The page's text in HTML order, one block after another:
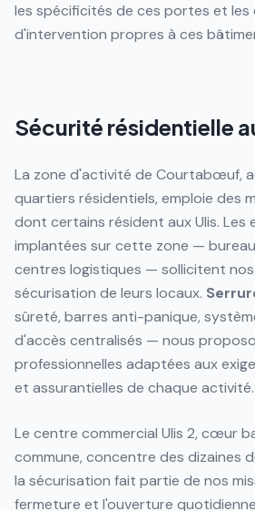
les spécificités de ces portes et
d'intervention propres à ces
Sécurité résidentielle
La zone d'activité de Courtabœuf,
quartiers résidentiels, emploie des
dont certains résident aux Ulis. Les
implantées sur cette zone —
centres logistiques — sollicitent
sécurisation de leurs locaux.
sûreté, barres anti-panique,
d'accès centralisés — nous
professionnelles adaptées aux
et assurantielles de chaque activité.
Le centre commercial Ulis 2, cœur
commune, concentre des dizaines
la sécurisation fait partie de nos
fermeture et l'ouverture